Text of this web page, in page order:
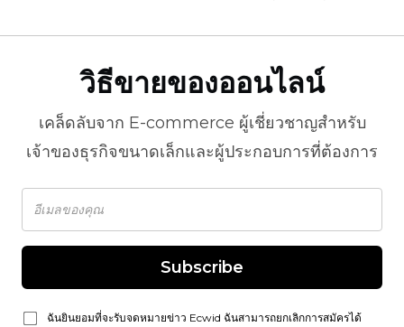
วิธีขายของออนไลน์
เคล็ดลับจาก E-commerce ผู้เชี่ยวชาญสำหรับ
เจ้าของธุรกิจขนาดเล็กและผู้ประกอบการที่ต้องการ
Subscribe
ฉันยินยอมที่จะรับจดหมายข่าว Ecwid ฉันสามารถยกเลิกการสมัครได้